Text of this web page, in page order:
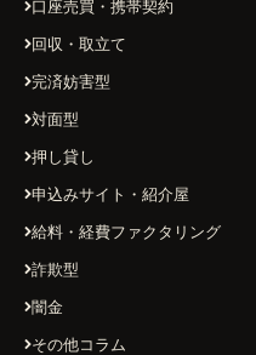
口座売買・携帯契約
回収・取立て
完済妨害型
対面型
押し貸し
申込みサイト・紹介屋
給料・経費ファクタリング
詐欺型
闇金
その他コラム